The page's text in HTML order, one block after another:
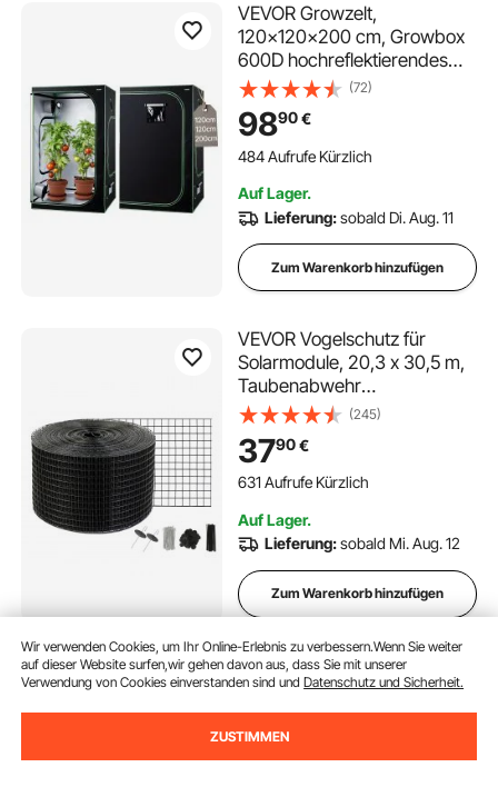
VEVOR Growzelt,
120x120x200 cm, Growbox
600D hochreflektierendes
Mylar, Indoor-Pflanzenzelt mit
Beobachtungsfenster,
Bodenwanne &
Reißverschluss, robuste
Gemüse
(72)
9890€
484 Aufrufe Kürzlich
Auf Lager.
Lieferung:sobald Di. Aug. 11
Zum Warenkorb hinzufügen
VEVOR Vogelschutz für
Solarmodule, 20,3 x 30,5 m,
Taubenabwehr
Solaranlagengitter mit 100
Aluminiumlegierung-
Verschlüssen, Solarmodul-
Schutz mit rostfreier PVC-
Quadratgitter
(245)
3790€
631 Aufrufe Kürzlich
Auf Lager.
Lieferung:sobald Mi. Aug. 12
Zum Warenkorb hinzufügen
VEVOR Unkrautvlies 3,0 x
30,5 m Gartenvlies 271 g/㎡
Unkrautschutz
Bodengewebe Vlies
Zugfestigkeit 160 N (in
Wir verwenden Cookies, um Ihr Online-Erlebnis zu verbessern.Wenn Sie weiter
auf dieser Website surfen,wir gehen davon aus, dass Sie mit unserer
Verwendung von Cookies einverstanden sind undDatenschutz und Sicherheit.
ZUSTIMMEN